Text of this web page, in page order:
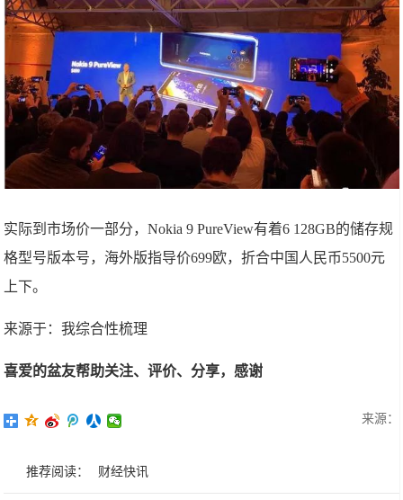
实际到市场价一部分，Nokia 9 PureView有着6 128GB的储存规
格型号版本号，海外版指导价699欧，折合中国人民币5500元
上下。
来源于：我综合性梳理
喜爱的盆友帮助关注、评价、分享，感谢
来源：
推荐阅读： 财经快讯